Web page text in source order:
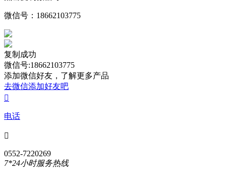
微信号： 18662103775
复制成功
微信号:18662103775
添加微信好友，了解更多产品
去微信添加好友吧

电话

0552-7220269
7*24小时服务热线